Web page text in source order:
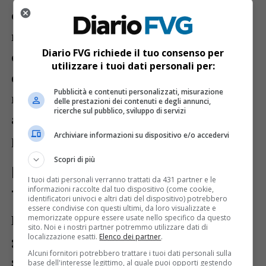
e verticale, ogni dipendente ha lo stesso
riconoscimento, un gesto che sottolinea la
cooperazione e l’unioneall’interno
dell’azienda. CrediFriuli si distingue così
non solo per i suoi risultati finanziari, ma
anche per un ambiente lavorativo che
promuove l’equità e la condivisione.
Investire nelle risorse umane per un
futuro di successo
La banca, come ribadito daldirettore
generaleGilberto Noacco, punta molto
sullaqualità delle risorse umaneper
Diario FVG richiede il tuo consenso per
utilizzare i tuoi dati personali per:
Pubblicità e contenuti personalizzati, misurazione
delle prestazioni dei contenuti e degli annunci,
ricerche sul pubblico, sviluppo di servizi
Archiviare informazioni su dispositivo e/o accedervi
Scopri di più
I tuoi dati personali verranno trattati da 431 partner e le
informazioni raccolte dal tuo dispositivo (come cookie,
identificatori univoci e altri dati del dispositivo) potrebbero
essere condivise con questi ultimi, da loro visualizzate e
memorizzate oppure essere usate nello specifico da questo
sito. Noi e i nostri partner potremmo utilizzare dati di
localizzazione esatti. Elenco dei partner.
Alcuni fornitori potrebbero trattare i tuoi dati personali sulla
base dell'interesse legittimo, al quale puoi opporti gestendo